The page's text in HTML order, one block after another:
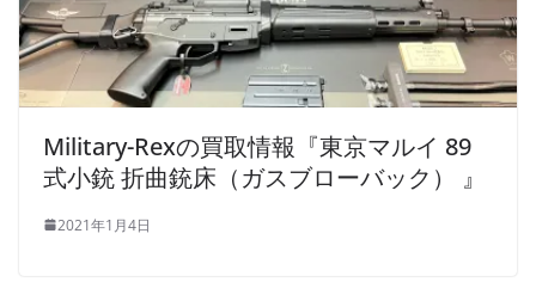
Military-Rexの買取情報『東京マルイ 89
式小銃 折曲銃床（ガスブローバック） 』
2021年1月4日